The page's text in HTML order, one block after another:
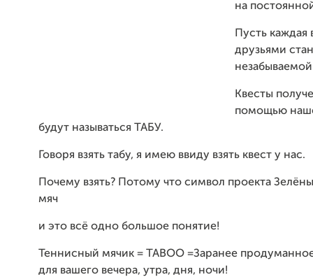
на
Пусть каждая
друзьями
Квесты
помощью
будут называться ТАБУ.
Говоря взять табу, я имею ввиду взять квест у нас.
Почему взять? Потому что символ проекта
мяч
и это всё одно большое понятие!
Теннисный мячик = TABOO =Заранее
для вашего вечера, утра, дня, ночи!